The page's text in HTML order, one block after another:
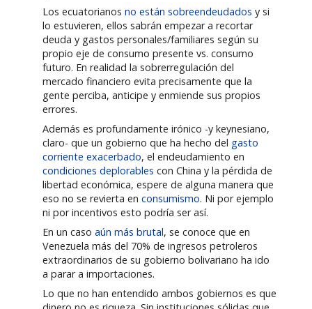
Los ecuatorianosno están sobreendeudados y si
lo estuvieren, ellos sabrán empezar a recortar
deuda y gastos personales/familiares según su
propio eje de consumo presente vs. consumo
futuro. En realidad la sobrerregulación del
mercado financiero evita precisamente que la
gente perciba, anticipe y enmiende sus propios
errores.
Además es profundamente irónico -y keynesiano,
claro- que un gobierno que ha hecho del gasto
corriente exacerbado, el endeudamiento en
condiciones deplorables con China y la pérdida de
libertad económica, espere de alguna manera que
eso no se revierta enconsumismo. Ni por ejemplo
ni por incentivos esto podría ser así.
En un casoaún más brutal, se conoce que en
Venezuela más del 70% de ingresos petroleros
extraordinarios de su gobierno bolivariano ha ido
a parar a importaciones.
Lo que no han entendido ambos gobiernos es que